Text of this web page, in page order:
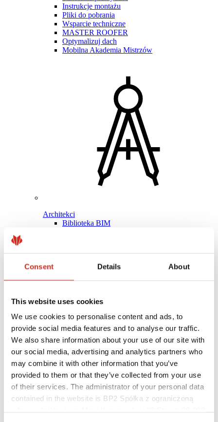
Consent Details About
This website uses cookies
We use cookies to personalise content and ads, to
provide social media features and to analyse our traffic.
We also share information about your use of our site with
our social media, advertising and analytics partners who
may combine it with other information that you’ve
provided to them or that they’ve collected from your use
of their services. The administrator of your personal data
contained in the website is BP2 Spółka z ograniczoną
Instrukcje montażu
Pliki do pobrania
Wsparcie techniczne
MASTER ROOFER
Optymalizuj dach
Mobilna Akademia Mistrzów
Architekci
Biblioteka BIM
Pomocne linki